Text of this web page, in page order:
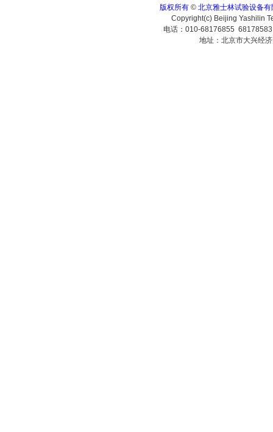
版权所有 © 北京雅士林试验设备有
Copyright(c) Beijing Yashilin
电话：010-68176855
地址：北京市大兴经